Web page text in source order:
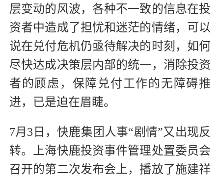
层变动的风波，各种不一致的信息在投
资者中造成了担忧和迷茫的情绪，可以
说在兑付危机仍亟待解决的时刻，如何
尽快达成决策层内部的统一，消除投资
者的顾虑，保障兑付工作的无障碍推
进，已是迫在眉睫。
7月3日，快鹿集团人事“剧情”又出现反
转。上海快鹿投资事件管理处置委员会
召开的第二次发布会上，播放了施建祥